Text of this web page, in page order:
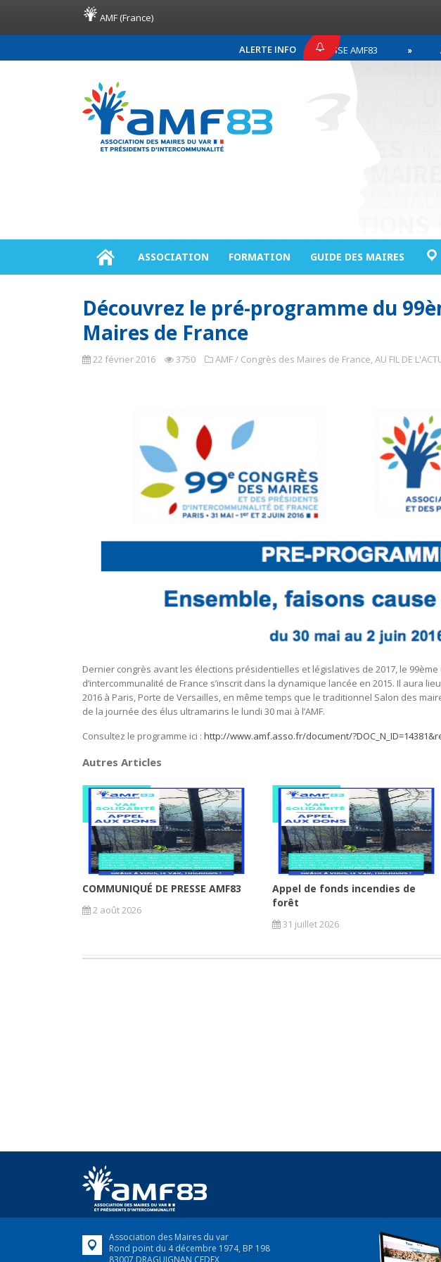
AMF (France)
ALERTE INFO
COMMUNIQUÉ DE PRESSE AMF83
ASSOCIATION FORMATION GUIDE DES MAIRES
Découvrez le pré-programme du
Maires de France
22 février 2016 3750 AMF / Congrès des Maires de France,AU FIL DE
Dernier congrès avant les élections présidentielles et législatives de 2017, le
d’intercommunalité de France s’inscrit dans la dynamique lancée en 2015. Il aura
2016 à Paris, Porte de Versailles, en même temps que le traditionnel Salon des
de la journée des élus ultramarins le lundi 30 mai à l’AMF.
Consultez le programme ici : http://www.amf.asso.fr/document/
Autres Articles
COMMUNIQUÉ DE PRESSE AMF83
2 août 2026
Appel de fonds incendies de
forêt
31 juillet 2026
Association des Maires du var
Rond point du 4 décembre 1974, BP 198
83007 DRAGUIGNAN CEDEX